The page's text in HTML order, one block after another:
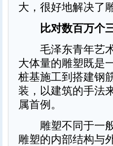
大，很好地解决了
比对数百万个
毛泽东青年艺术
大体量的雕塑既是
桩基施工到搭建钢
装，以建筑的手法
属首例。
雕塑不同于一般
雕塑的内部结构与